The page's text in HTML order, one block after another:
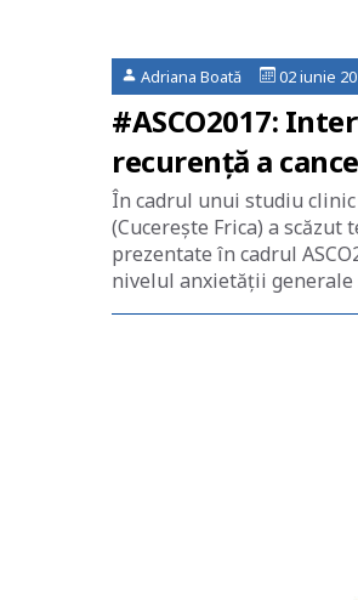
Adriana Boată 02 iunie
#ASCO2017:
recurență a
În cadrul unui studiu
(Cucerește Frica) a
prezentate în cadrul
nivelul anxietății